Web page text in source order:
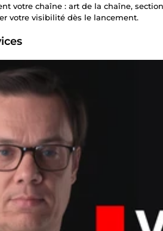
votre chaîne : art de la chaîne,
votre visibilité dès le lancement.